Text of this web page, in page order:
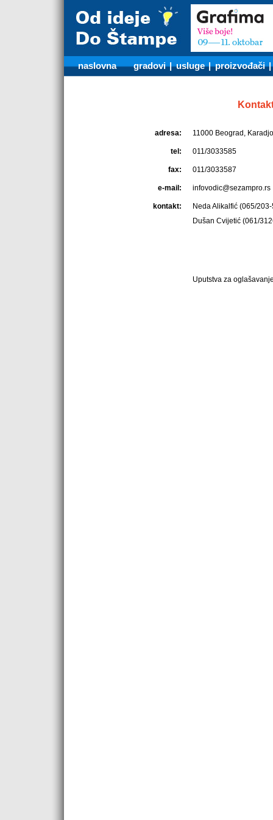
naslovna gradovi |usluge |proizvođači |
adresa: 11000 Beograd,
tel: 011/3033585
fax: 011/3033587
e-mail: infovodic@sezampro.rs
kontakt:
Neda Alikalfić (065/
Dušan Cvijetić (061/
Uputstva za